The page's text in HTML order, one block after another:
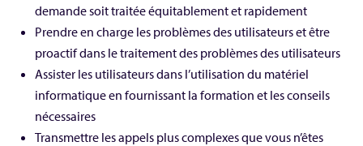
demande soit traitée équitablement et rapidement
Prendre en charge les problèmes des utilisateurs et être
proactif dans le traitement des problèmes des utilisateurs
Assister les utilisateurs dans l’utilisation du matériel
informatique en fournissant la formation et les conseils
nécessaires
Transmettre les appels plus complexes que vous n’êtes